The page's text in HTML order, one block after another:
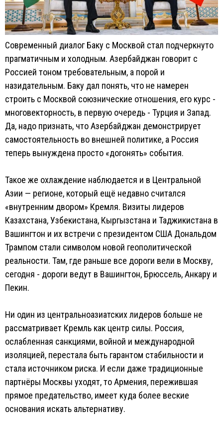
Современный диалог Баку с Москвой стал подчеркнуто
прагматичным и холодным. Азербайджан говорит с
Россией тоном требовательным, а порой и
назидательным. Баку дал понять, что не намерен
строить с Москвой союзнические отношения, его курс -
многовекторность, в первую очередь - Турция и Запад.
Да, надо признать, что Азербайджан демонстрирует
самостоятельность во внешней политике, а Россия
теперь вынуждена просто «догонять» события.
Такое же охлаждение наблюдается и в Центральной
Азии — регионе, который ещё недавно считался
«внутренним двором» Кремля. Визиты лидеров
Казахстана, Узбекистана, Кыргызстана и Таджикистана в
Вашингтон и их встречи с президентом США Дональдом
Трампом стали символом новой геополитической
реальности. Там, где раньше все дороги вели в Москву,
сегодня - дороги ведут в Вашингтон, Брюссель, Анкару и
Пекин.
Ни один из центральноазиатских лидеров больше не
рассматривает Кремль как центр силы. Россия,
ослабленная санкциями, войной и международной
изоляцией, перестала быть гарантом стабильности и
стала источником риска. И если даже традиционные
партнёры Москвы уходят, то Армения, пережившая
прямое предательство, имеет куда более веские
основания искать альтернативу.